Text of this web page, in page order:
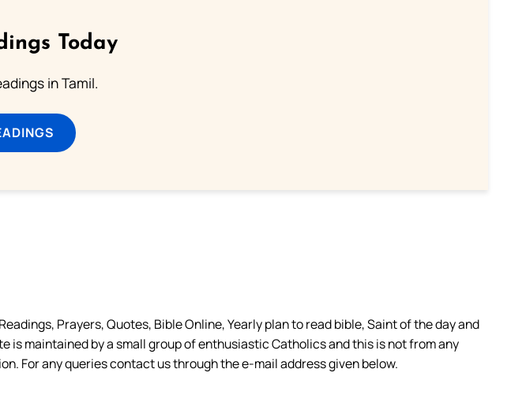
Today
in Tamil.
Prayers, Quotes, Bible Online, Yearly plan to read bible, Saint of the day and
is maintained by a small group of enthusiastic Catholics and this is not from any
For any queries contact us through the e-mail address given below.